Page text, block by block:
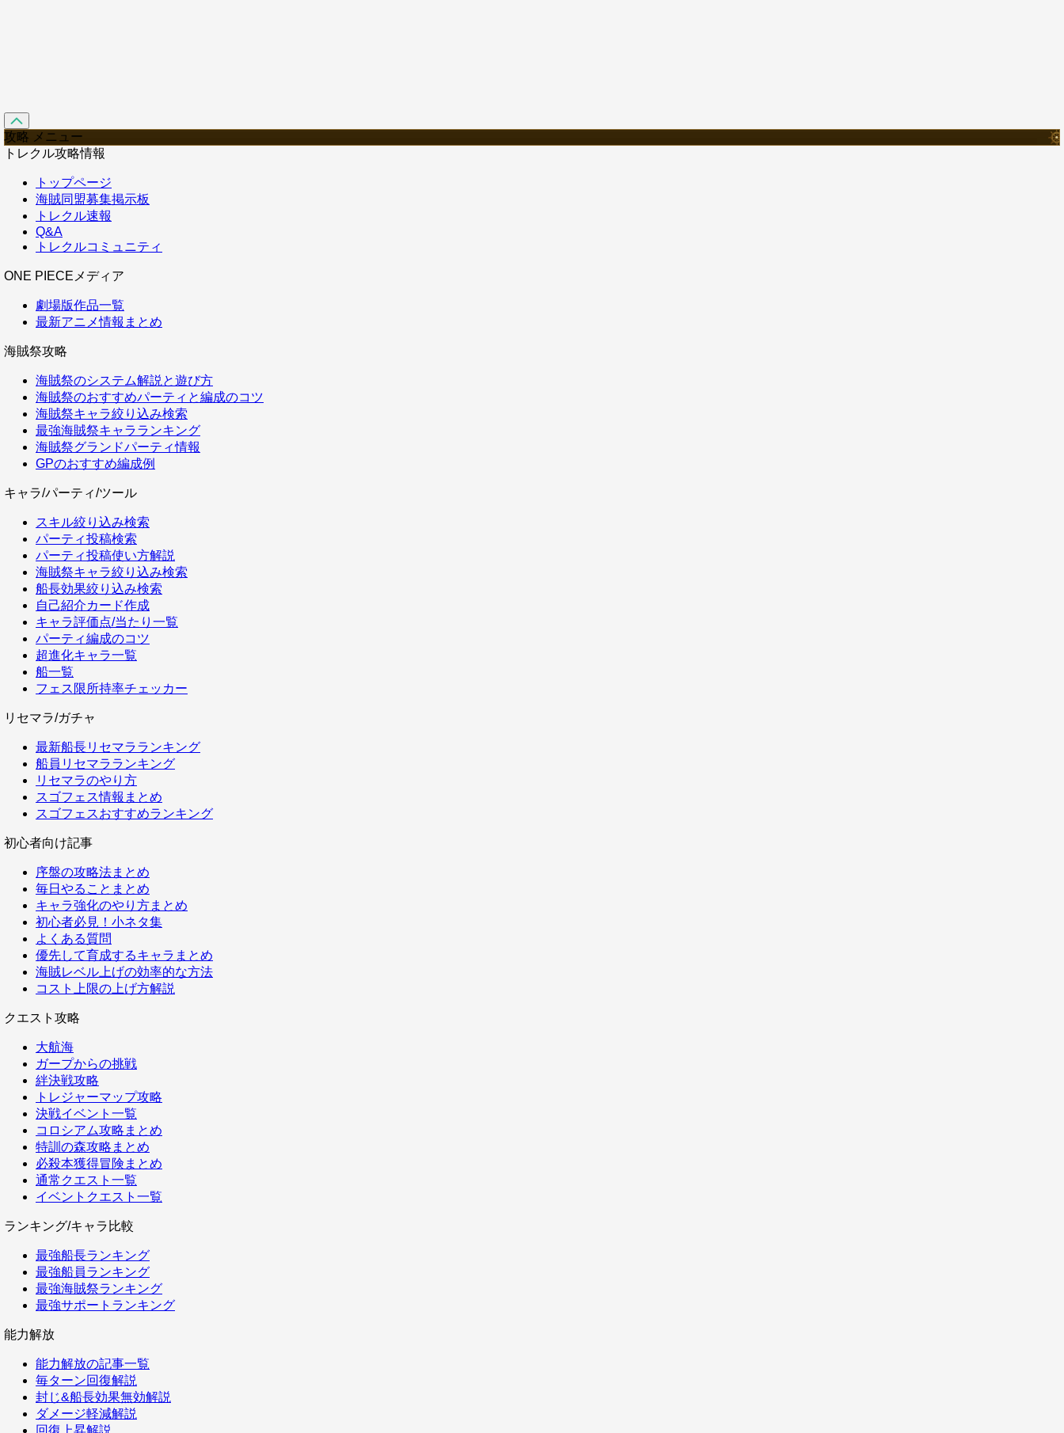
攻略 メニュー
トレクル攻略情報
トップページ
海賊同盟募集掲示板
トレクル速報
Q&A
トレクルコミュニティ
ONE PIECEメディア
劇場版作品一覧
最新アニメ情報まとめ
海賊祭攻略
海賊祭のシステム解説と遊び方
海賊祭のおすすめパーティと編成のコツ
海賊祭キャラ絞り込み検索
最強海賊祭キャラランキング
海賊祭グランドパーティ情報
GPのおすすめ編成例
キャラ/パーティ/ツール
スキル絞り込み検索
パーティ投稿検索
パーティ投稿使い方解説
海賊祭キャラ絞り込み検索
船長効果絞り込み検索
自己紹介カード作成
キャラ評価点/当たり一覧
パーティ編成のコツ
超進化キャラ一覧
船一覧
フェス限所持率チェッカー
リセマラ/ガチャ
最新船長リセマラランキング
船員リセマラランキング
リセマラのやり方
スゴフェス情報まとめ
スゴフェスおすすめランキング
初心者向け記事
序盤の攻略法まとめ
毎日やることまとめ
キャラ強化のやり方まとめ
初心者必見！小ネタ集
よくある質問
優先して育成するキャラまとめ
海賊レベル上げの効率的な方法
コスト上限の上げ方解説
クエスト攻略
大航海
ガープからの挑戦
絆決戦攻略
トレジャーマップ攻略
決戦イベント一覧
コロシアム攻略まとめ
特訓の森攻略まとめ
必殺本獲得冒険まとめ
通常クエスト一覧
イベントクエスト一覧
ランキング/キャラ比較
最強船長ランキング
最強船員ランキング
最強海賊祭ランキング
最強サポートランキング
能力解放
能力解放の記事一覧
毎ターン回復解説
封じ&船長効果無効解説
ダメージ軽減解説
回復上昇解説